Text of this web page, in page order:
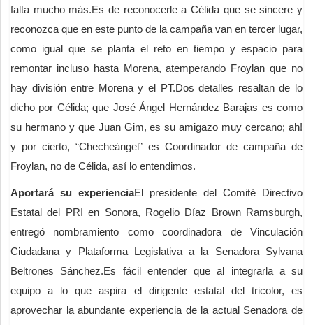
falta mucho más.Es de reconocerle a Célida que se sincere y
reconozca que en este punto de la campaña van en tercer lugar,
como igual que se planta el reto en tiempo y espacio para
remontar incluso hasta Morena, atemperando Froylan que no
hay división entre Morena y el PT.Dos detalles resaltan de lo
dicho por Célida; que José Ángel Hernández Barajas es como
su hermano y que Juan Gim, es su amigazo muy cercano; ah!
y por cierto, “Checheángel” es Coordinador de campaña de
Froylan, no de Célida, así lo entendimos.
Aportará su experienciaEl presidente del Comité Directivo
Estatal del PRI en Sonora, Rogelio Díaz Brown Ramsburgh,
entregó nombramiento como coordinadora de Vinculación
Ciudadana y Plataforma Legislativa a la Senadora Sylvana
Beltrones Sánchez.Es fácil entender que al integrarla a su
equipo a lo que aspira el dirigente estatal del tricolor, es
aprovechar la abundante experiencia de la actual Senadora de